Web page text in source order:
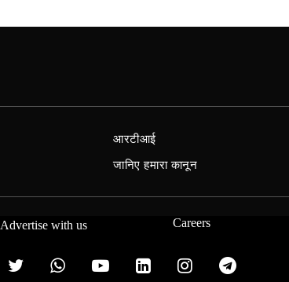
आरटीआई
जानिए हमारा कानून
Advertise with us Careers